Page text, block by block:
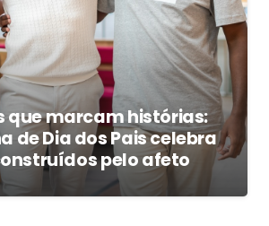
que marcam histórias:
de Dia dos Pais celebra
pelo afeto